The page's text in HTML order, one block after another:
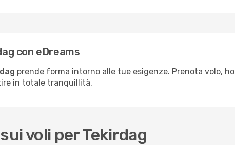
con eDreams
prende forma intorno alle tue esigenze. Prenota volo,
in totale tranquillità.
voli per Tekirdag